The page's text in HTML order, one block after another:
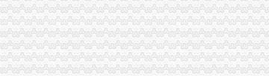
我市一元注册公司流程主城区拆除遮挡车窗广告500余幅
渝北局认真学习贯彻市重庆免费注册公司委三届四次全委会精
南岸局一元注册公司聚焦行评热点建立五大机制优化政风行风建设见成效
大足局0元注册公司流程农业产业化呈现良好发展势头
九龙坡局免费注册公司立足职能采取措施拉动辖区内需消费
巴南局突出“五抓”一元注册公司流程推进商标战略实施